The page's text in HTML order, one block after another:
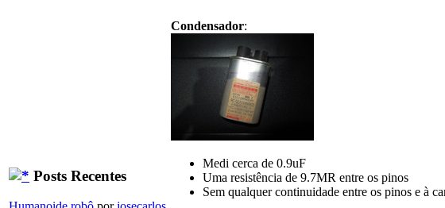
Posts Recentes
Condensador:
Medi cerca de 0.9uF
Uma resistência de 9.7MR entre os pinos
Sem qualquer continuidade entre os pinos e à